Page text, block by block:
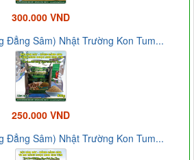
300.000 VND
Đẳng Sâm) Nhật Trường Kon Tum...
250.000 VND
Đẳng Sâm) Nhật Trường Kon Tum...